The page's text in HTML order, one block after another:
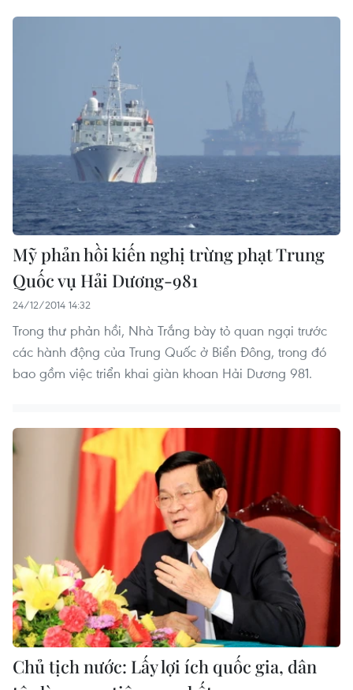
Mỹ phản hồi kiến nghị trừng phạt Trung
Quốc vụ Hải Dương-981
24/12/2014 14:32
Trong thư phản hồi, Nhà Trắng bày tỏ quan ngại trước
các hành động của Trung Quốc ở Biển Đông, trong đó
bao gồm việc triển khai giàn khoan Hải Dương 981.
Chủ tịch nước: Lấy lợi ích quốc gia, dân